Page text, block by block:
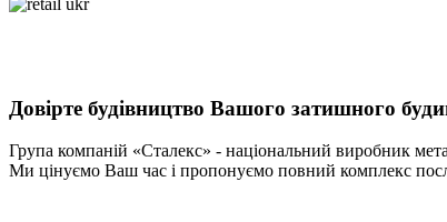
Довірте будівництво Вашого затишного
Група компаній «Сталекс» - національний виробник
Ми цінуємо Ваш час і пропонуємо повний комплекс